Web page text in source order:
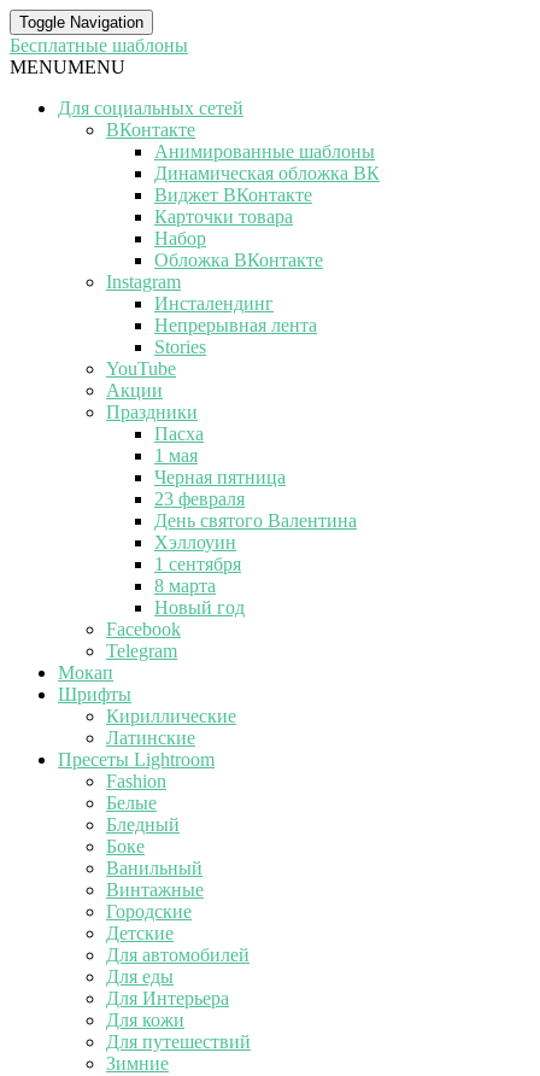
Toggle Navigation
Бесплатные шаблоны
MENUMENU
Для социальных сетей
ВКонтакте
Анимированные шаблоны
Динамическая обложка ВК
Виджет ВКонтакте
Карточки товара
Набор
Обложка ВКонтакте
Instagram
Инсталендинг
Непрерывная лента
Stories
YouTube
Акции
Праздники
Пасха
1 мая
Черная пятница
23 февраля
День святого Валентина
Хэллоуин
1 сентября
8 марта
Новый год
Facebook
Telegram
Мокап
Шрифты
Кириллические
Латинские
Пресеты Lightroom
Fashion
Белые
Бледный
Боке
Ванильный
Винтажные
Городские
Детские
Для автомобилей
Для еды
Для Интерьера
Для кожи
Для путешествий
Зимние